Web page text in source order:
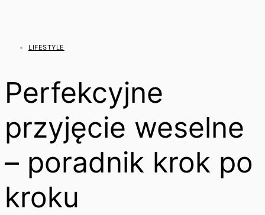
LIFESTYLE
Perfekcyjne
przyjęcie weselne
– poradnik krok po
kroku